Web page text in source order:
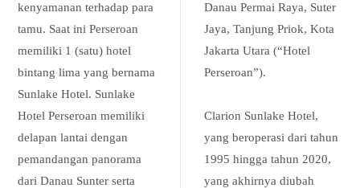
kenyamanan terhadap para
tamu. Saat ini Perseroan
memiliki 1 (satu) hotel
bintang lima yang bernama
Sunlake Hotel. Sunlake
Danau Permai Raya, Suter
Jaya, Tanjung Priok, Kota
Jakarta Utara (“Hotel
Perseroan”).
Hotel Perseroan memiliki
delapan lantai dengan
pemandangan panorama
dari Danau Sunter serta
Clarion Sunlake Hotel,
yang beroperasi dari tahun
1995 hingga tahun 2020,
yang akhirnya diubah